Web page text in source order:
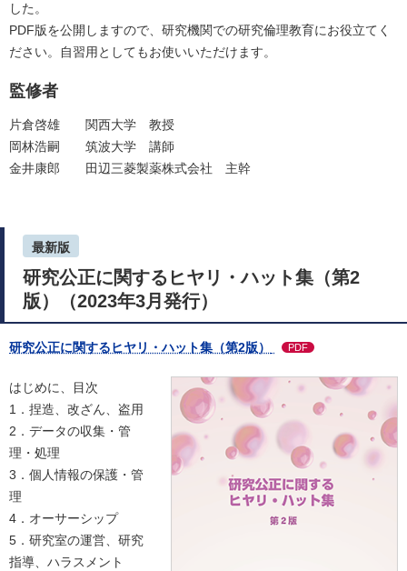
した。
PDF版を公開しますので、研究機関での研究倫理教育にお役立てく
ださい。自習用としてもお使いいただけます。
監修者
片倉啓雄 関西大学 教授
岡林浩嗣 筑波大学 講師
金井康郎 田辺三菱製薬株式会社 主幹
最新版
研究公正に関するヒヤリ・ハット集（第2
版）（2023年3月発行）
研究公正に関するヒヤリ・ハット集（第2版） PDF
はじめに、目次
1．捏造、改ざん、盗用
2．データの収集・管
理・処理
3．個人情報の保護・管
理
4．オーサーシップ
5．研究室の運営、研究
指導、ハラスメント